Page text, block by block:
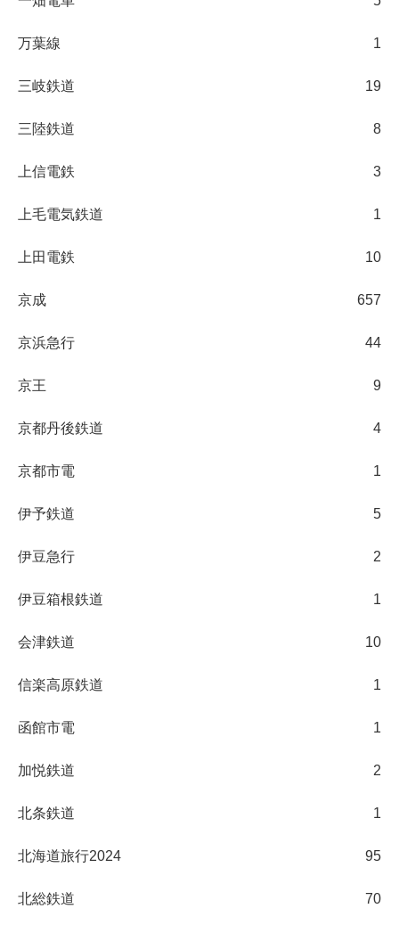
万葉線 1
三岐鉄道 19
三陸鉄道 8
上信電鉄 3
上毛電気鉄道 1
上田電鉄 10
京成 657
京浜急行 44
京王 9
京都丹後鉄道 4
京都市電 1
伊予鉄道 5
伊豆急行 2
伊豆箱根鉄道 1
会津鉄道 10
信楽高原鉄道 1
函館市電 1
加悦鉄道 2
北条鉄道 1
北海道旅行2024 95
北総鉄道 70